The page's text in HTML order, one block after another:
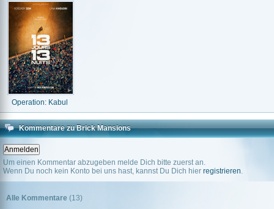
Operation: Kabul
Kommentare zu Brick Mansions
Um einen Kommentar abzugeben melde Dich bitte zuerst an.
Wenn Du noch kein Konto bei uns hast, kannst Du Dich hier registrieren.
Alle Kommentare (13)